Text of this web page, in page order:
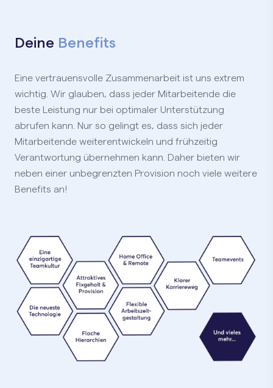
Deine Benefits
Eine vertrauensvolle Zusammenarbeit ist uns extrem
wichtig. Wir glauben, dass jeder Mitarbeitende die
beste Leistung nur bei optimaler Unterstützung
abrufen kann. Nur so gelingt es, dass sich jeder
Mitarbeitende weiterentwickeln und frühzeitig
Verantwortung übernehmen kann. Daher bieten wir
neben einer unbegrenzten Provision noch viele weitere
Benefits an!